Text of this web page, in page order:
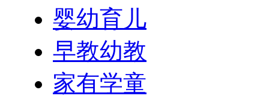
婴幼育儿
早教幼教
家有学童